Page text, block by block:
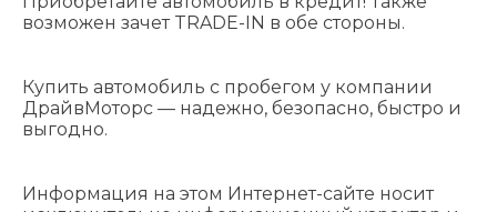
возможен зачет TRADE-IN в обе стороны.
Купить автомобиль с пробегом у компании
ДрайвМоторс — надежно, безопасно, быстро и
выгодно.
Информация на этом Интернет-сайте носит